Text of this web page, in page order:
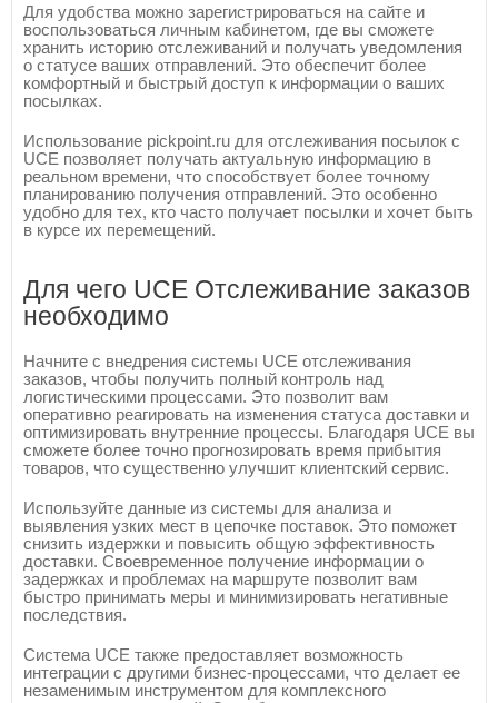
Для удобства можно зарегистрироваться на сайте и
воспользоваться личным кабинетом, где вы сможете
хранить историю отслеживаний и получать уведомления
о статусе ваших отправлений. Это обеспечит более
комфортный и быстрый доступ к информации о ваших
посылках.
Использование pickpoint.ru для отслеживания посылок с
UCE позволяет получать актуальную информацию в
реальном времени, что способствует более точному
планированию получения отправлений. Это особенно
удобно для тех, кто часто получает посылки и хочет быть
в курсе их перемещений.
Для чего UCE Отслеживание заказов
необходимо
Начните с внедрения системы UCE отслеживания
заказов, чтобы получить полный контроль над
логистическими процессами. Это позволит вам
оперативно реагировать на изменения статуса доставки и
оптимизировать внутренние процессы. Благодаря UCE вы
сможете более точно прогнозировать время прибытия
товаров, что существенно улучшит клиентский сервис.
Используйте данные из системы для анализа и
выявления узких мест в цепочке поставок. Это поможет
снизить издержки и повысить общую эффективность
доставки. Своевременное получение информации о
задержках и проблемах на маршруте позволит вам
быстро принимать меры и минимизировать негативные
последствия.
Система UCE также предоставляет возможность
интеграции с другими бизнес-процессами, что делает ее
незаменимым инструментом для комплексного